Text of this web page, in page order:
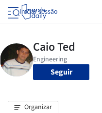
Iniciar sessão
Seguir
Organizar